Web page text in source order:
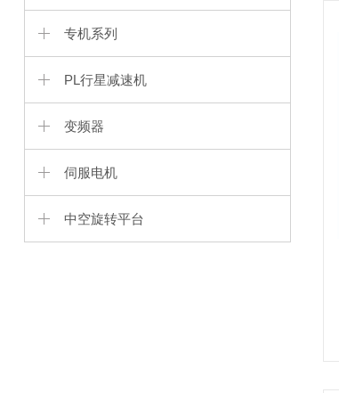
专机系列
PL行星减速机
变频器
伺服电机
中空旋转平台